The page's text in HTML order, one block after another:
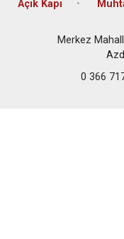
Açık Kapı
Merkez
0 366